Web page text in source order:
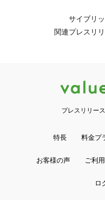
サイブリ
関連プレスリ
プレスリリー
特長 料金プ
お客様の声 ご利
ロ